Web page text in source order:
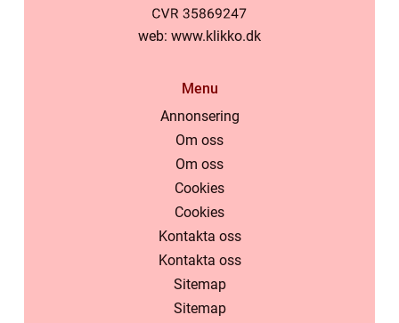
web: www.klikko.dk
Menu
Annonsering
Om oss
Om oss
Cookies
Cookies
Kontakta oss
Kontakta oss
Sitemap
Sitemap